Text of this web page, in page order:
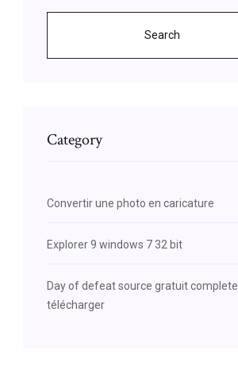
Search
Category
Convertir une photo en caricature
Explorer 9 windows 7 32 bit
Day of defeat source gratuit complete
télécharger